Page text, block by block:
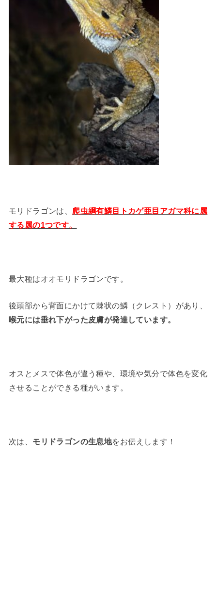
モリドラゴンは、 爬虫綱有鱗目トカゲ亜目アガマ科に属
する属の1つです。
最大種はオオモリドラゴンです。
後頭部から背面にかけて棘状の鱗（クレスト）があり、
喉元には垂れ下がった皮膚が発達しています。
オスとメスで体色が違う種や、環境や気分で体色を変化
させることができる種がいます。
次は、 モリドラゴンの生息地をお伝えします！